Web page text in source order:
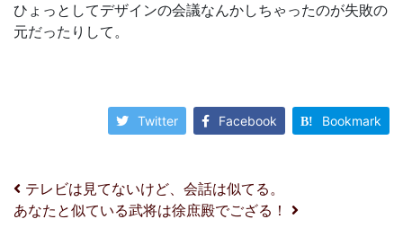
ひょっとしてデザインの会議なんかしちゃったのが失敗の
元だったりして。
Twitter Facebook Bookmark
投稿ナビゲーション
テレビは見てないけど、会話は似てる。
あなたと似ている武将は徐庶殿でござる！